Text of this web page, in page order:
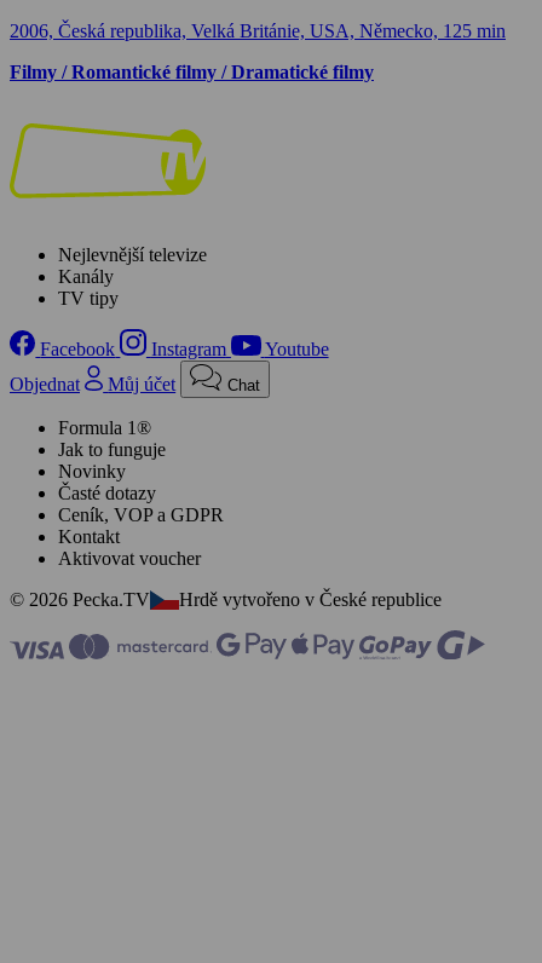
2006, Česká republika, Velká Británie, USA, Německo, 125 min
Filmy / Romantické filmy / Dramatické filmy
Nejlevnější televize
Kanály
TV tipy
Facebook Instagram
Youtube
Objednat
Můj účet Chat
Formula 1®
Jak to funguje
Novinky
Časté dotazy
Ceník, VOP a GDPR
Kontakt
Aktivovat voucher
© 2026 Pecka.TV
Hrdě vytvořeno v České republice